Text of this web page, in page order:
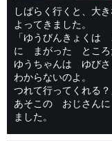
しばらく行くと、
よってきました。
「ゆうびんきょく
に まがった ところ
ゆうちゃんは ゆび
わからないのよ。
つれて行ってくれる
あそこの おじさん
ました。